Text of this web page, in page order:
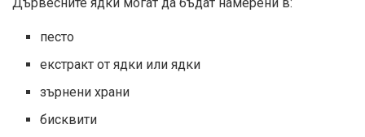
Дървесните ядки могат да бъдат намерени в:
песто
екстракт от ядки или ядки
зърнени храни
бисквити